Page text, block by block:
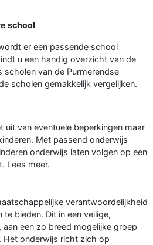
school
er een passende school
u een handig overzicht van de
van de Purmerendse
scholen gemakkelijk vergelijken.
uit van eventuele beperkingen maar
Met passend onderwijs
onderwijs laten volgen op een
Lees meer.
verantwoordelijkheid
bieden. Dit in een veilige,
een zo breed mogelijke groep
Het onderwijs richt zich op